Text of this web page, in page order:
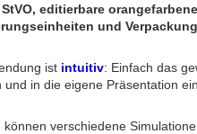
editierbare
und
istintuitiv: Einfach das
und in die eigene Präsentation
können verschiedene